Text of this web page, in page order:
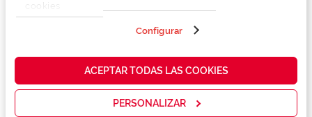
propias y de
cómo mejorar
servicios y
Configurar
ACEPTAR TODAS LAS COOKIES
PERSONALIZAR